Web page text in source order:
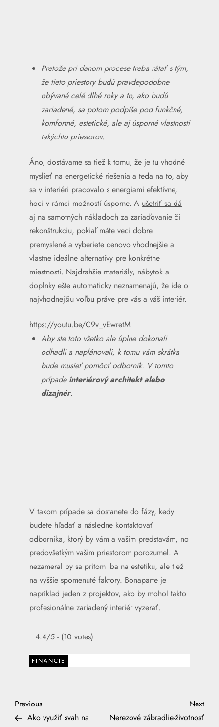
Pretože pri danom procese treba rátať s tým,
že tieto priestory budú pravdepodobne
obývané celé dlhé roky a to, ako budú
zariadené, sa potom podpíše pod funkčné,
komfortné, estetické, ale aj úsporné vlastnosti
takýchto priestorov.
Áno, dostávame sa tiež k tomu, že je tu vhodné
myslieť na energetické riešenia a teda na to, aby
sa v interiéri pracovalo s energiami efektívne,
hoci v rámci možností úsporne. A ušetriť sa dá
aj na samotných nákladoch za zariaďovanie či
rekonštrukciu, pokiaľ máte veci dobre
premyslené a vyberiete cenovo vhodnejšie a
vlastne ideálne alternatívy pre konkrétne
miestnosti. Najdrahšie materiály, nábytok a
doplnky ešte automaticky neznamenajú, že ide o
najvhodnejšiu voľbu práve pre vás a váš interiér.
https://youtu.be/C9v_vEwretM
Aby ste toto všetko ale úplne dokonali
odhadli a naplánovali, k tomu vám skrátka
bude musieť pomôcť odborník. V tomto
prípade interiérový architekt alebo
dizajnér.
V takom prípade sa dostanete do fázy, kedy
budete hľadať a následne kontaktovať
odborníka, ktorý by vám a vašim predstavám, no
predovšetkým vašim priestorom porozumel. A
nezameral by sa pritom iba na estetiku, ale tiež
na vyššie spomenuté faktory. Bonaparte je
napríklad jeden z projektov, ako by mohol takto
profesionálne zariadený interiér vyzerať.
4.4/5 - (10 votes)
FINANCIE
N
Previous
Post
Previous
Ako využiť svah na
Next
Post
Next
Nerezové zábradlie-životnosť